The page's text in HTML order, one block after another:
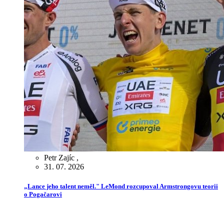
Petr Zajíc ,
31. 07. 2026
„Lance jeho talent neměl." LeMond rozcupoval Armstrongovu teorii
o Pogačarovi